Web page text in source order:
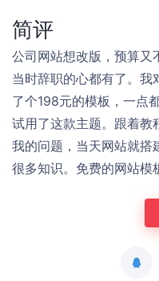
简评
公司网站想改版，预算又
当时辞职的心都有了。我
了个198元的模板，一点
试用了这款主题。跟着教
我的问题，当天网站就搭
很多知识。免费的网站模